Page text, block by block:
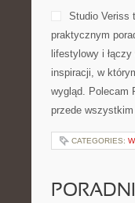
Studio Veriss
praktycznym
lifestylowy i
inspiracji, w
wygląd. Polecam
przede
CATEGORIES: